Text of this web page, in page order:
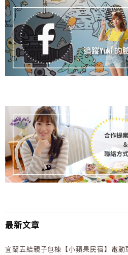
最新文章
宜蘭五結親子包棟【小蘋果民宿】電